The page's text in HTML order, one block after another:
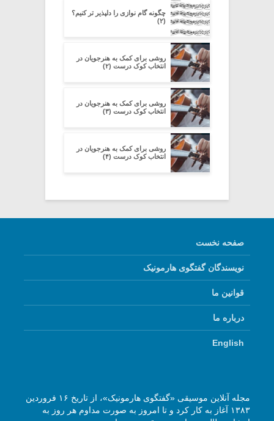
چگونه گام نوازی را دلپذیر تر کنیم؟
(۲)
روشی برای کمک به هنرجویان در
انتخاب کوک درست (۲)
روشی برای کمک به هنرجویان در
انتخاب کوک درست (۳)
روشی برای کمک به هنرجویان در
انتخاب کوک درست (۴)
صفحه نخست
نویسندگان گفتگوی هارمونیک
قوانین ما
درباره ما
English
مجله آنلاین موسیقی «گفتگوی هارمونیک»، از تاریخ ۱۶ فروردین
۱۳۸۳ آغاز به کار کرد و تا امروز به صورت مداوم هر روز به